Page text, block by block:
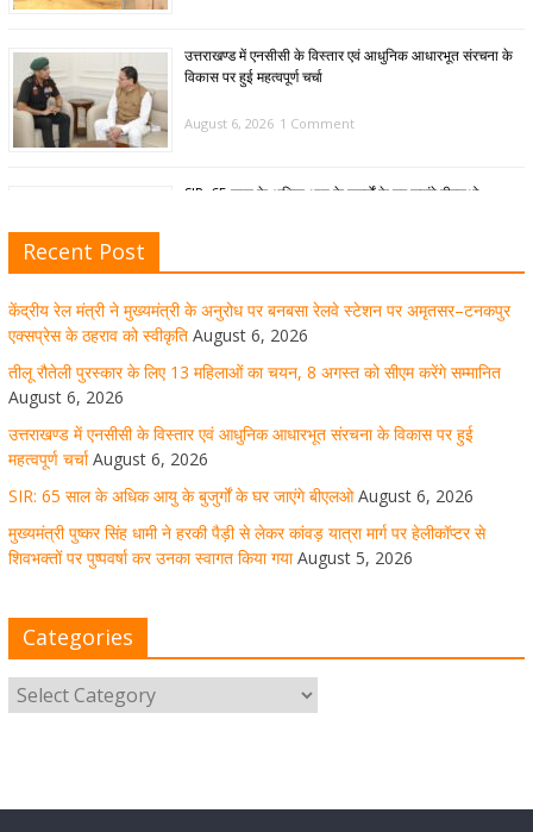
उत्तराखण्ड में एनसीसी के विस्तार एवं आधुनिक आधारभूत संरचना के
विकास पर हुई महत्वपूर्ण चर्चा
August 6, 2026 1 Comment
SIR: 65 साल के अधिक आयु के बुजुर्गों के घर जाएंगे बीएलओ
मुख्यमंत्री पुष्कर सिंह धामी ने हरकी पैड़ी से लेकर कांवड़ यात्रा मार्ग
पर हेलीकॉप्टर से शिवभक्तों पर पुष्पवर्षा कर उनका स्वागत किया गया
धर्मनगरी हरिद्वार में कांवड़ यात्रा के दौरान मंगलवार को आस्था, सेवा
और संस्कृति का अद्भुत संगम देखने को मिला
मुख्यमंत्री ने स्वास्थ्य सेवा शिविर का किया शुभारंभ, श्रद्धालुओं को
अपने हाथों से परोसा भोजन
Recent Post
केंद्रीय रेल मंत्री ने मुख्यमंत्री के अनुरोध पर बनबसा रेलवे स्टेशन पर अमृतसर–टनकपुर
एक्सप्रेस के ठहराव को स्वीकृति August 6, 2026
तीलू रौतेली पुरस्कार के लिए 13 महिलाओं का चयन, 8 अगस्त को सीएम करेंगे सम्मानित
August 6, 2026
उत्तराखण्ड में एनसीसी के विस्तार एवं आधुनिक आधारभूत संरचना के विकास पर हुई
महत्वपूर्ण चर्चा August 6, 2026
SIR: 65 साल के अधिक आयु के बुजुर्गों के घर जाएंगे बीएलओ August 6, 2026
मुख्यमंत्री पुष्कर सिंह धामी ने हरकी पैड़ी से लेकर कांवड़ यात्रा मार्ग पर हेलीकॉप्टर से
शिवभक्तों पर पुष्पवर्षा कर उनका स्वागत किया गया August 5, 2026
Categories